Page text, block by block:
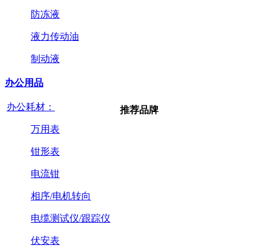
防冻液
液力传动油
制动液
办公用品
办公耗材：
万用表
钳形表
电流钳
相序/电机转向
电缆测试仪/跟踪仪
伏安表
推荐品牌